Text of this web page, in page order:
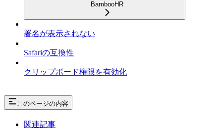
BambooHR
署名が表示されない
Safariの互換性
クリップボード権限を有効化
このページの内容
関連記事